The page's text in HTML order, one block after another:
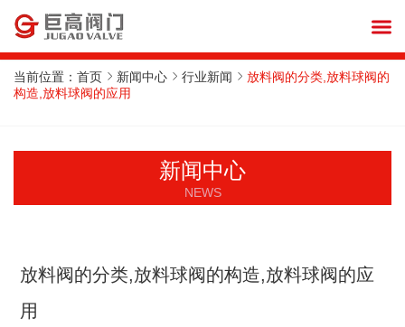
当前位置： 首页 新闻中心 行业新闻
放料阀的分类,放料球阀的
构造,放料球阀的应用
新闻中心
NEWS
放料阀的分类,放料球阀的构造,放料球阀的应
用